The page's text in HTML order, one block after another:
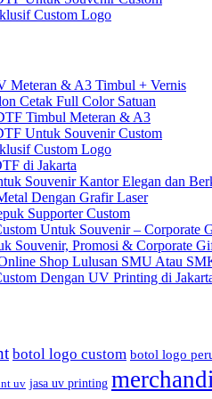
Custom Logo
Meteran & A3 Timbul + Vernis
Cetak Full Color Satuan
Timbul Meteran & A3
Untuk Souvenir Custom
Custom Logo
di Jakarta
Souvenir Kantor Elegan dan
Dengan Grafir Laser
Supporter Custom
Untuk Souvenir – Corporate
Souvenir, Promosi & Corporate
Shop Lulusan SMU Atau
Dengan UV Printing di
botol logo custom botol logo
uv jasa uv printing